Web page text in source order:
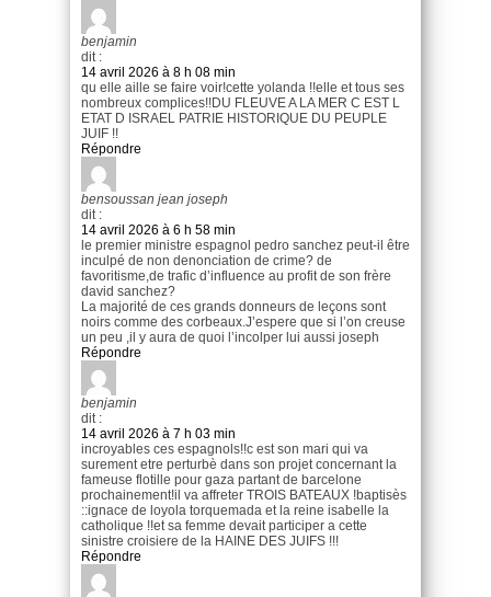
benjamin
dit :
14 avril 2026 à 8 h 08 min
qu elle aille se faire voir!cette yolanda !!elle et tous ses
nombreux complices!!DU FLEUVE A LA MER C EST L
ETAT D ISRAEL PATRIE HISTORIQUE DU PEUPLE
JUIF !!
Répondre
bensoussan jean joseph
dit :
14 avril 2026 à 6 h 58 min
le premier ministre espagnol pedro sanchez peut-il être
inculpé de non denonciation de crime? de
favoritisme,de trafic d’influence au profit de son frère
david sanchez?
La majorité de ces grands donneurs de leçons sont
noirs comme des corbeaux.J’espere que si l’on creuse
un peu ,il y aura de quoi l’incolper lui aussi joseph
Répondre
benjamin
dit :
14 avril 2026 à 7 h 03 min
incroyables ces espagnols!!c est son mari qui va
surement etre perturbè dans son projet concernant la
fameuse flotille pour gaza partant de barcelone
prochainement!il va affreter TROIS BATEAUX !baptisès
::ignace de loyola torquemada et la reine isabelle la
catholique !!et sa femme devait participer a cette
sinistre croisiere de la HAINE DES JUIFS !!!
Répondre